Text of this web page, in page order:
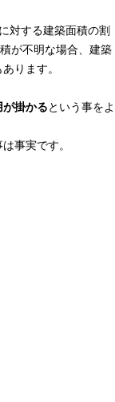
対する建築面積の割
が不明な場合、建築
ります。
が掛かるという事をよ
事実です。